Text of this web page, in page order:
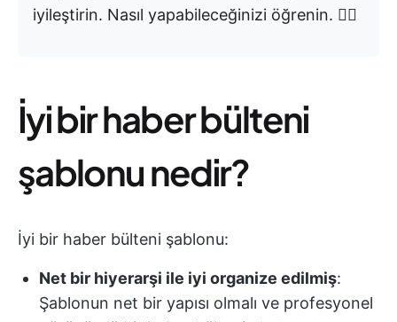
iyileştirin. Nasıl yapabileceğinizi öğrenin. 👇🏼
İyi bir haber bülteni
şablonu nedir?
İyi bir haber bülteni şablonu:
Net bir hiyerarşi ile iyi organize edilmiş:
Şablonun net bir yapısı olmalı ve profesyonel